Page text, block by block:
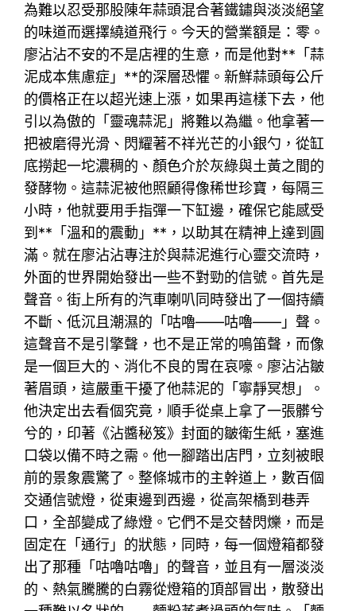
為難以忍受那股陳年蒜頭混合著鐵鏽與淡淡絕望
的味道而選擇繞道飛行。今天的營業額是：零。
廖沾沾不安的不是店裡的生意，而是他對**「蒜
泥成本焦慮症」**的深層恐懼。新鮮蒜頭每公斤
的價格正在以超光速上漲，如果再這樣下去，他
引以為傲的「靈魂蒜泥」將難以為繼。他拿著一
把被磨得光滑、閃耀著不祥光芒的小銀勺，從缸
底撈起一坨濃稠的、顏色介於灰綠與土黃之間的
發酵物。這蒜泥被他照顧得像稀世珍寶，每隔三
小時，他就要用手指彈一下缸邊，確保它能感受
到**「溫和的震動」**，以助其在精神上達到圓
滿。就在廖沾沾專注於與蒜泥進行心靈交流時，
外面的世界開始發出一些不對勁的信號。首先是
聲音。街上所有的汽車喇叭同時發出了一個持續
不斷、低沉且潮濕的「咕嚕——咕嚕——」聲。
這聲音不是引擎聲，也不是正常的鳴笛聲，而像
是一個巨大的、消化不良的胃在哀嚎。廖沾沾皺
著眉頭，這嚴重干擾了他蒜泥的「寧靜冥想」。
他決定出去看個究竟，順手從桌上拿了一張髒兮
兮的，印著《沾醬秘笈》封面的皺衛生紙，塞進
口袋以備不時之需。他一腳踏出店門，立刻被眼
前的景象震驚了。整條城市的主幹道上，數百個
交通信號燈，從東邊到西邊，從高架橋到巷弄
口，全部變成了綠燈。它們不是交替閃爍，而是
固定在「通行」的狀態，同時，每一個燈箱都發
出了那種「咕嚕咕嚕」的聲音，並且有一層淡淡
的、熱氣騰騰的白霧從燈箱的頂部冒出，散發出